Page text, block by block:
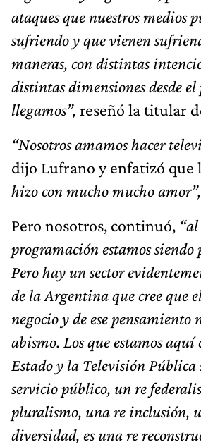
ataques que nuestros medios
sufriendo y que vienen
maneras, con distintas
distintas dimensiones desde
llegamos”, reseñó la titular
“Nosotros amamos hacer
dijo Lufrano y enfatizó que
hizo con mucho mucho amor”,
Pero nosotros, continuó,
programación estamos siendo
Pero hay un sector
de la Argentina que cree que
negocio y de ese pensamiento
abismo. Los que estamos aquí
Estado y la Televisión Pública
servicio público, un re
pluralismo, una re inclusión,
diversidad, es una re